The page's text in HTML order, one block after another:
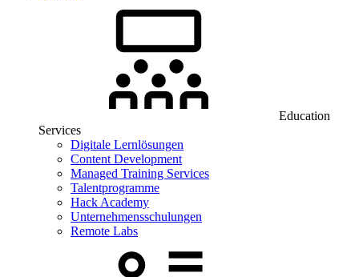
Education
Services
Digitale Lernlösungen
Content Development
Managed Training Services
Talentprogramme
Hack Academy
Unternehmensschulungen
Remote Labs